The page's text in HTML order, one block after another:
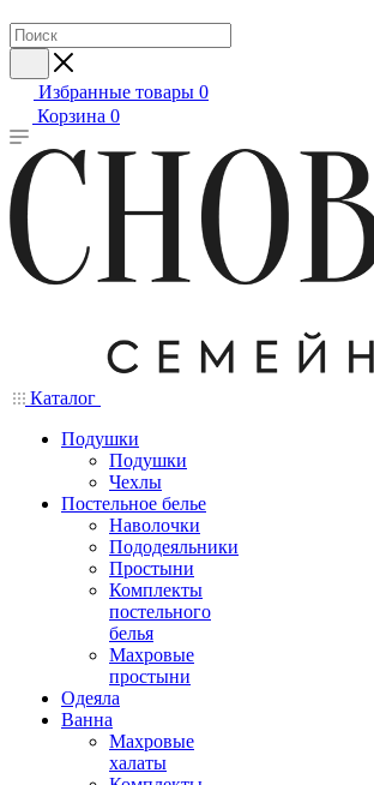
Избранные товары 0
Корзина 0
Каталог
Подушки
Подушки
Чехлы
Постельное белье
Наволочки
Пододеяльники
Простыни
Комплекты
постельного
белья
Махровые
простыни
Одеяла
Ванна
Махровые
халаты